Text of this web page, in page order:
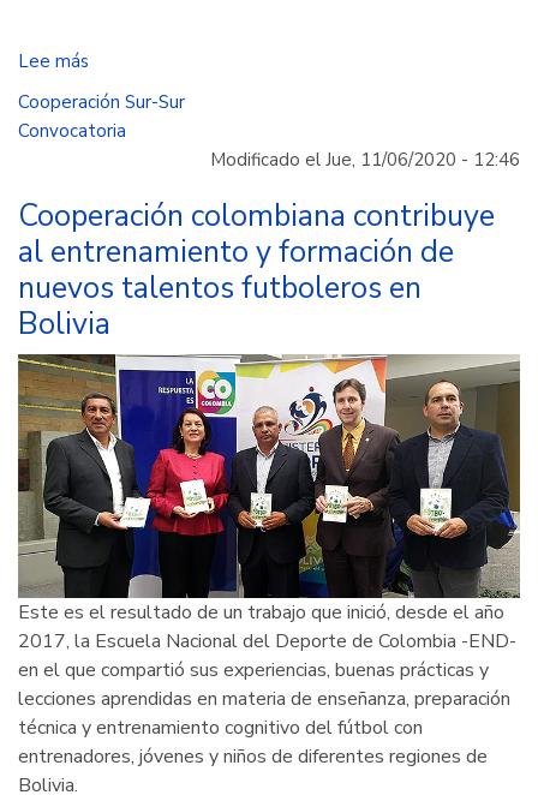
Lee más
Abierta
convocatoria
elaboración
documento
de
trabajo
sobre
cooperación
entre
Iberoamérica
y
Caribe
Iberoamerican
Cooperación Sur-Sur
Convocatoria
Modificado el Jue, 11/06/2020 - 12:46
Cooperación colombiana contribuye
al entrenamiento y formación de
nuevos talentos futboleros en
Bolivia
Este es el resultado de un trabajo que inició, desde el año
2017, la Escuela Nacional del Deporte de Colombia -END-
en el que compartió sus experiencias, buenas prácticas y
lecciones aprendidas en materia de enseñanza, preparación
técnica y entrenamiento cognitivo del fútbol con
entrenadores, jóvenes y niños de diferentes regiones de
Bolivia.